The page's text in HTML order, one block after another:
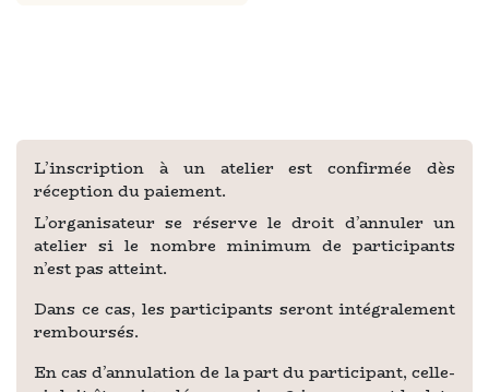
L’inscription à un atelier est confirmée dès
réception du paiement.
L’organisateur se réserve le droit d’annuler un
atelier si le nombre minimum de participants
n’est pas atteint.
Dans ce cas, les participants seront intégralement
remboursés.
En cas d’annulation de la part du participant, celle-